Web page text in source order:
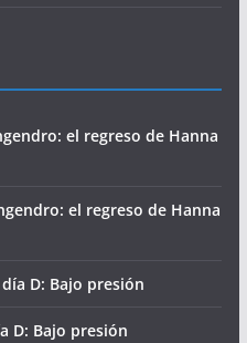
el regreso de Hanna
el regreso de Hanna
día D: Bajo presión
D: Bajo presión